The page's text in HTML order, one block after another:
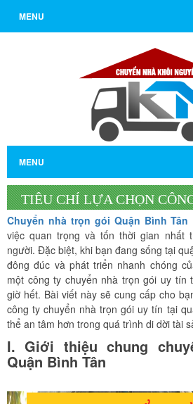
MENU
MENU
TIÊU CHÍ LỰA CHỌN
NHÀ TRỌN GÓI QUẬN BÌNH
Chuyển nhàtrọn gói Quận Bình Tân
việc quan trọng và tốn thời gian nhất
người. Đặc biệt, khi bạn đang sống tại
đông đúc và phát triển nhanh chóng
một công ty chuyển nhà trọn gói uy tín
giờ hết. Bài viết này sẽ cung cấp cho
công ty chuyển nhà trọn gói uy tín tại
thể an tâm hơn trong quá trình di dời tài
I. Giới thiệu chung
Quận Bình Tân